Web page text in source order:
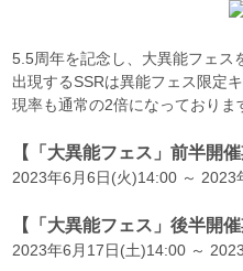
5.5周年を記念し、大異能フェス
出現するSSRは異能フェス限定
現率も通常の2倍になっておりま
【「大異能フェス」前半開催
2023年6月6日(火)14:00 ～ 2023
【「大異能フェス」後半開催
2023年6月17日(土)14:00 ～